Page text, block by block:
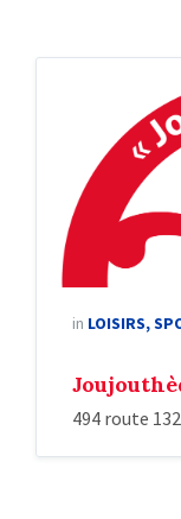
in LOISIRS,
494 route